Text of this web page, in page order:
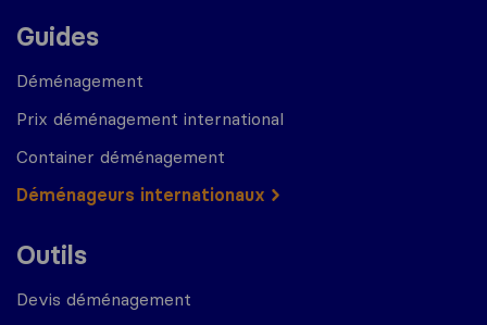
Guides
Déménagement
Prix déménagement international
Container déménagement
Déménageurs internationaux
Outils
Devis déménagement